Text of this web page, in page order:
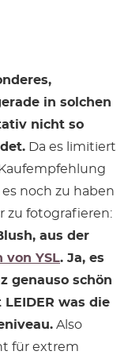
in solchen
nicht so
Da es limitiert
noch zu haben
zu fotografieren:
aus der
von YSL. Ja, es
genauso schön
was die
Also
für extrem